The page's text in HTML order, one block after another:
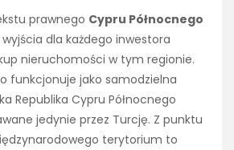
prawnego Cypru Północnego
dla każdego inwestora
nieruchomości w tym regionie.
funkcjonuje jako samodzielna
Republika Cypru Północnego
jedynie przez Turcję. Z punktu
terytorium to